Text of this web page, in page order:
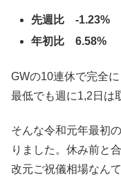
先週比 -1.23%
年初比 6.58%
GWの10連休で完全
最低でも週に1,2日は
そんな令和元年最初
りました。休み前と
改元ご祝儀相場なん